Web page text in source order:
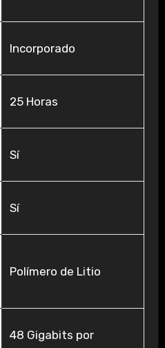
‎Incorporado
‎25 Horas
‎Sí
‎Sí
‎Polímero de Litio
‎48 Gigabits por